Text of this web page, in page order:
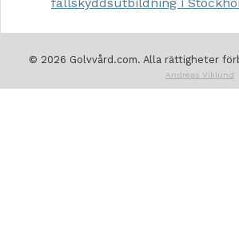
© 2026 Golvvård.com. Alla rättigheter
Andreas Viklund